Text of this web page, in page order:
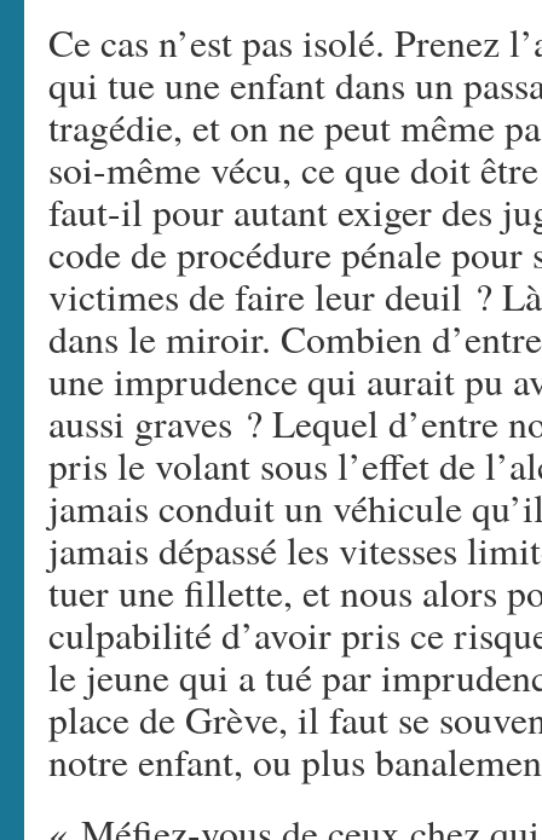
Ce cas n’est pas isolé. Prenez
qui tue une enfant dans un
tragédie, et on ne peut même
soi-même vécu, ce que doit
faut-il pour autant exiger des
code de procédure pénale pour
victimes de faire leur deuil ?
dans le miroir. Combien
une imprudence qui aurait pu
aussi graves ? Lequel d’entre
pris le volant sous l’effet de
jamais conduit un véhicule
jamais dépassé les vitesses
tuer une fillette, et nous alors
culpabilité d’avoir pris ce
le jeune qui a tué par
place de Grève, il faut se
notre enfant, ou plus